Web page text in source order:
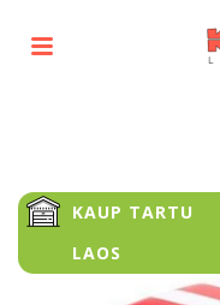
KAUP TARTU
LAOS